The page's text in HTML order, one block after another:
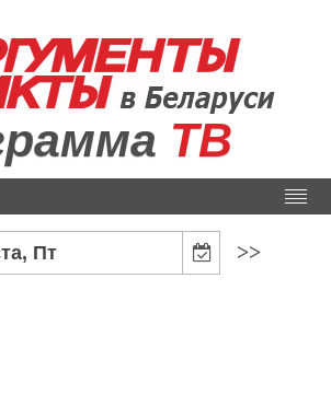
ТВ
Пт >>